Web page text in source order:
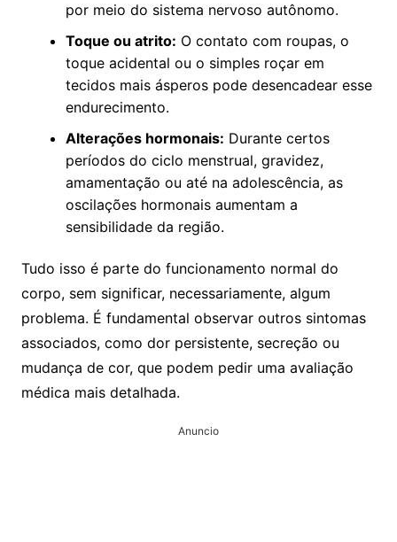
por meio do sistema nervoso autônomo.
Toque ou atrito: O contato com roupas, o
toque acidental ou o simples roçar em
tecidos mais ásperos pode desencadear esse
endurecimento.
Alterações hormonais: Durante certos
períodos do ciclo menstrual, gravidez,
amamentação ou até na adolescência, as
oscilações hormonais aumentam a
sensibilidade da região.
Tudo isso é parte do funcionamento normal do
corpo, sem significar, necessariamente, algum
problema. É fundamental observar outros sintomas
associados, como dor persistente, secreção ou
mudança de cor, que podem pedir uma avaliação
médica mais detalhada.
Anuncio